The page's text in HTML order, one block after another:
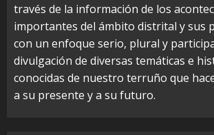
través de la información de los
importantes del ámbito distrital y sus
con un enfoque serio, plural y
divulgación de diversas temáticas e
conocidas de nuestro terruño que
a su presente y a su futuro.